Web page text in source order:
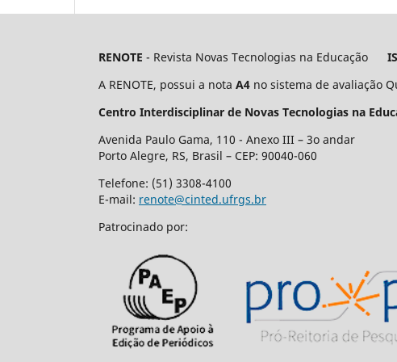
RENOTE - Revista Novas Tecnologias na Educação
A RENOTE, possui a nota A4 no sistema de avaliação
Centro Interdisciplinar de Novas Tecnologias na
Avenida Paulo Gama, 110 - Anexo III – 3o andar
Porto Alegre, RS, Brasil – CEP: 90040-060
Telefone: (51) 3308-4100
E-mail: renote@cinted.ufrgs.br
Patrocinado por: